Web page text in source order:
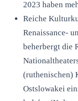
2023 haben
Reiche
Renaissance-
beherbergt die
(ruthenischen)
Ostslowakei